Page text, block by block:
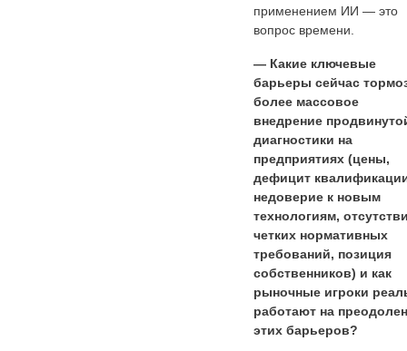
применением ИИ — это
вопрос времени.
— Какие ключевые
барьеры сейчас
более массовое
внедрение
диагностики на
предприятиях (цены,
дефицит
недоверие к новым
технологиям,
четких нормативных
требований, позиция
собственников) и как
рыночные игроки
работают на
этих барьеров?